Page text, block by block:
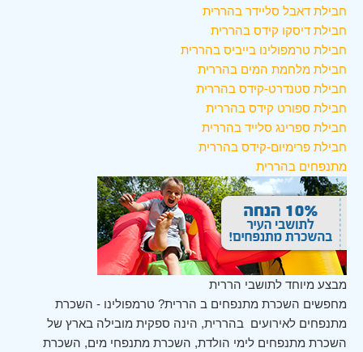
חבילת דאבל סליידר בהררית
חבילת דיסקו קידס בהררית
חבילת טרמפולינו בייביס בהררית
חבילת מלחמת המים בהררית
חבילת סטנדרט-קידס בהררית
חבילת ספורט קידס בהררית
חבילת ספרינג סלייד בהררית
חבילת פרימיום-קידס בהררית
מתנפחים בהררית
מבצע מיוחד לתושבי הררית
מחפשים השכרת מתנפחים ב הררית? טרמפולינו - השכרת
מתנפחים לאירועים בהררית, הינה ספקית מובילה בארץ של
השכרת מתנפחים לימי הולדת, השכרת מתנפחי מים, השכרת